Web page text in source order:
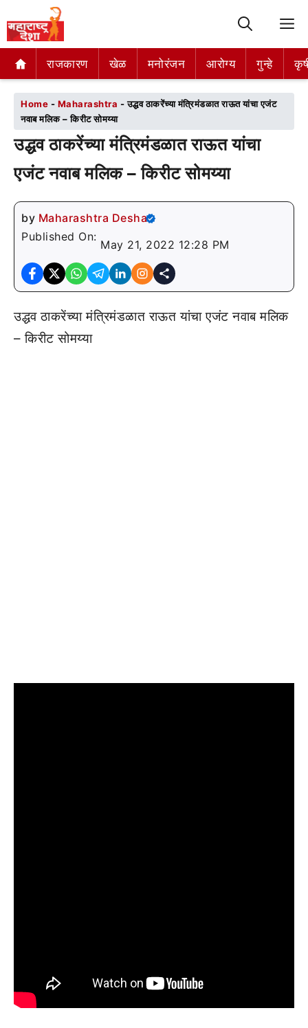
राजकारण खेळ मनोरंजन आरोग्य गुन्हे
राजकारण खेळ मनोरंजन आरोग्य गुन्हे
Home - Maharashtra -उद्धव ठाकरेंच्या मंत्रिमंडळात राऊत यांचा एजंट
नवाब मलिक – किरीट सोमय्या
उद्धव ठाकरेंच्या मंत्रिमंडळात राऊत यांचा
एजंट नवाब मलिक – किरीट सोमय्या
by Maharashtra Desha
Published On:
May 21, 2022 12:28 PM
उद्धव ठाकरेंच्या मंत्रिमंडळात राऊत यांचा एजंट नवाब मलिक
– किरीट सोमय्या